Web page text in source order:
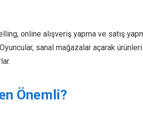
online alışveriş yapma ve satış
sanal mağazalar açarak ürünleri
Önemli?